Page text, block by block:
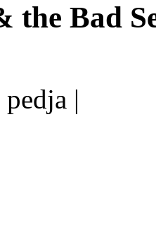
the Bad
|